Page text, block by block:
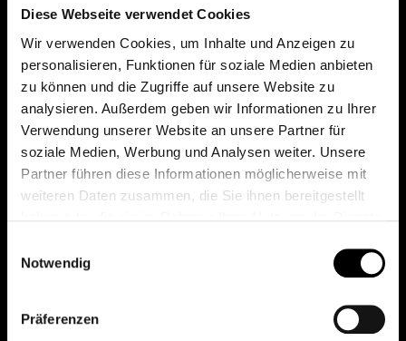
Diese Webseite verwendet Cookies
Wir verwenden Cookies, um Inhalte und Anzeigen zu
personalisieren, Funktionen für soziale Medien anbieten
zu können und die Zugriffe auf unsere Website zu
analysieren. Außerdem geben wir Informationen zu Ihrer
Verwendung unserer Website an unsere Partner für
soziale Medien, Werbung und Analysen weiter. Unsere
Partner führen diese Informationen möglicherweise mit
weiteren Daten zusammen, die Sie ihnen bereitgestellt
Notwendig
Präferenzen
Das erste Depot in Österreich mit 0€ Kontoführung,
0€ Ausgabeaufschlag und 0€ Depotgebühren bei
knapp 2000 Fonds und 0€ Orderspesen.
All rights reserved.